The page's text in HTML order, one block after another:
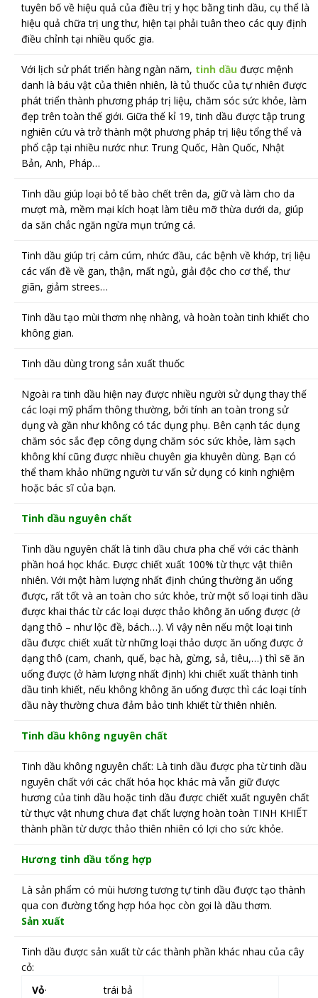
tuyên bố về hiệu quả của điều trị y học bằng tinh dầu, cụ thể là
hiệu quả chữa trị ung thư, hiện tại phải tuân theo các quy định
điều chỉnh tại nhiều quốc gia.
Với lịch sử phát triển hàng ngàn năm, tinh dầu được mệnh
danh là báu vật của thiên nhiên, là tủ thuốc của tự nhiên được
phát triển thành phương pháp trị liệu, chăm sóc sức khỏe, làm
đẹp trên toàn thế giới. Giữa thế kỉ 19, tinh dầu được tập trung
nghiên cứu và trở thành một phương pháp trị liệu tổng thể và
phổ cập tại nhiều nước như: Trung Quốc, Hàn Quốc, Nhật
Bản, Anh, Pháp…
Tinh dầu giúp loại bỏ tế bào chết trên da, giữ và làm cho da
mượt mà, mềm mại kích hoạt làm tiêu mỡ thừa dưới da, giúp
da săn chắc ngăn ngừa mụn trứng cá.
Tinh dầu giúp trị cảm cúm, nhức đầu, các bệnh về khớp, trị liệu
các vấn đề về gan, thận, mất ngủ, giải độc cho cơ thể, thư
giãn, giảm strees…
Tinh dầu tạo mùi thơm nhẹ nhàng, và hoàn toàn tinh khiết cho
không gian.
Tinh dầu dùng trong sản xuất thuốc
Ngoài ra tinh dầu hiện nay được nhiều người sử dụng thay thế
các loại mỹ phẩm thông thường, bởi tính an toàn trong sử
dụng và gần như không có tác dụng phụ. Bên cạnh tác dụng
chăm sóc sắc đẹp công dụng chăm sóc sức khỏe, làm sạch
không khí cũng được nhiều chuyên gia khuyên dùng. Bạn có
thể tham khảo những người tư vấn sử dụng có kinh nghiệm
hoặc bác sĩ của bạn.
Tinh dầu nguyên chất
Tinh dầu nguyên chất là tinh dầu chưa pha chế với các thành
phần hoá học khác. Được chiết xuất 100% từ thực vật thiên
nhiên. Với một hàm lượng nhất định chúng thường ăn uống
được, rất tốt và an toàn cho sức khỏe, trừ một số loại tinh dầu
được khai thác từ các loại dược thảo không ăn uống được (ở
dạng thô – như lộc đề, bách…). Vì vậy nên nếu một loại tinh
dầu được chiết xuất từ những loại thảo dược ăn uống được ở
dạng thô (cam, chanh, quế, bạc hà, gừng, sả, tiêu,…) thì sẽ ăn
uống được (ở hàm lượng nhất định) khi chiết xuất thành tinh
dầu tinh khiết, nếu không không ăn uống được thì các loại tính
dầu này thường chưa đảm bảo tinh khiết từ thiên nhiên.
Tinh dầu không nguyên chất
Tinh dầu không nguyên chất: Là tinh dầu được pha từ tinh dầu
nguyên chất với các chất hóa học khác mà vẫn giữ được
hương của tinh dầu hoặc tinh dầu được chiết xuất nguyên chất
từ thực vật nhưng chưa đạt chất lượng hoàn toàn TINH KHIẾT
thành phần từ dược thảo thiên nhiên có lợi cho sức khỏe.
Hương tinh dầu tổng hợp
Là sản phẩm có mùi hương tương tự tinh dầu được tạo thành
qua con đường tổng hợp hóa học còn gọi là dầu thơm.
Sản xuất
Tinh dầu được sản xuất từ các thành phần khác nhau của cây
cỏ:
Vỏ· trái bả